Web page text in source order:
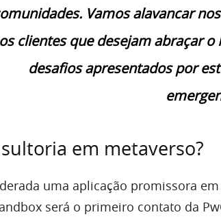
Vamos alavancar
os clientes que desejam abraçar
desafios apresentados por
em metaverso?
uma aplicação promissora
será o primeiro contato da